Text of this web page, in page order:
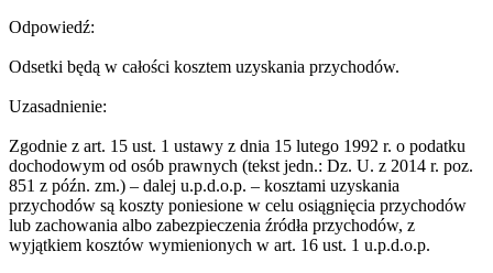
Odpowiedź:
Odsetki będą w całości kosztem uzyskania przychodów.
Uzasadnienie:
Zgodnie z art. 15 ust. 1 ustawy z dnia 15 lutego 1992 r. o podatku
dochodowym od osób prawnych (tekst jedn.: Dz. U. z 2014 r. poz.
851 z późn. zm.) – dalej u.p.d.o.p. – kosztami uzyskania
przychodów są koszty poniesione w celu osiągnięcia przychodów
lub zachowania albo zabezpieczenia źródła przychodów, z
wyjątkiem kosztów wymienionych w art. 16 ust. 1 u.p.d.o.p.